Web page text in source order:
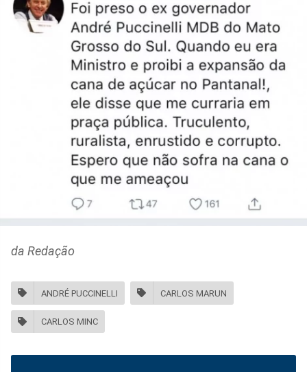
da Redação
ANDRÉ PUCCINELLI CARLOS MARUN
CARLOS MINC